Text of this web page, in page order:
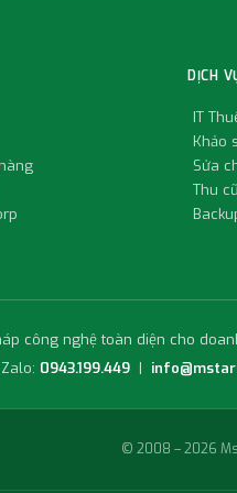
DỊCH
IT
Khảo
Sửa
Thu
công nghệ toàn diện cho
0943.199.449 |
© 2008 – 2026